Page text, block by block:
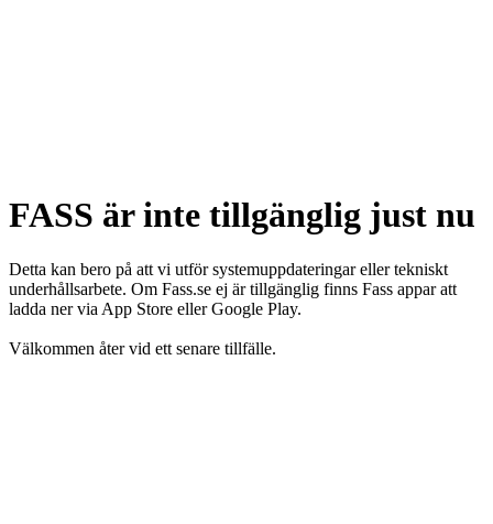
FASS är inte tillgänglig just nu
Detta kan bero på att vi utför systemuppdateringar eller tekniskt
underhållsarbete. Om Fass.se ej är tillgänglig finns Fass appar att
ladda ner via App Store eller Google Play.
Välkommen åter vid ett senare tillfälle.